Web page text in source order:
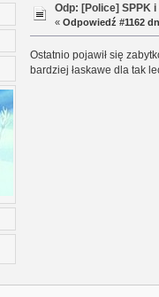
Odp: [Police] SPPK
«Odpowiedź #1162
Ostatnio pojawił się
bardziej łaskawe dla tak